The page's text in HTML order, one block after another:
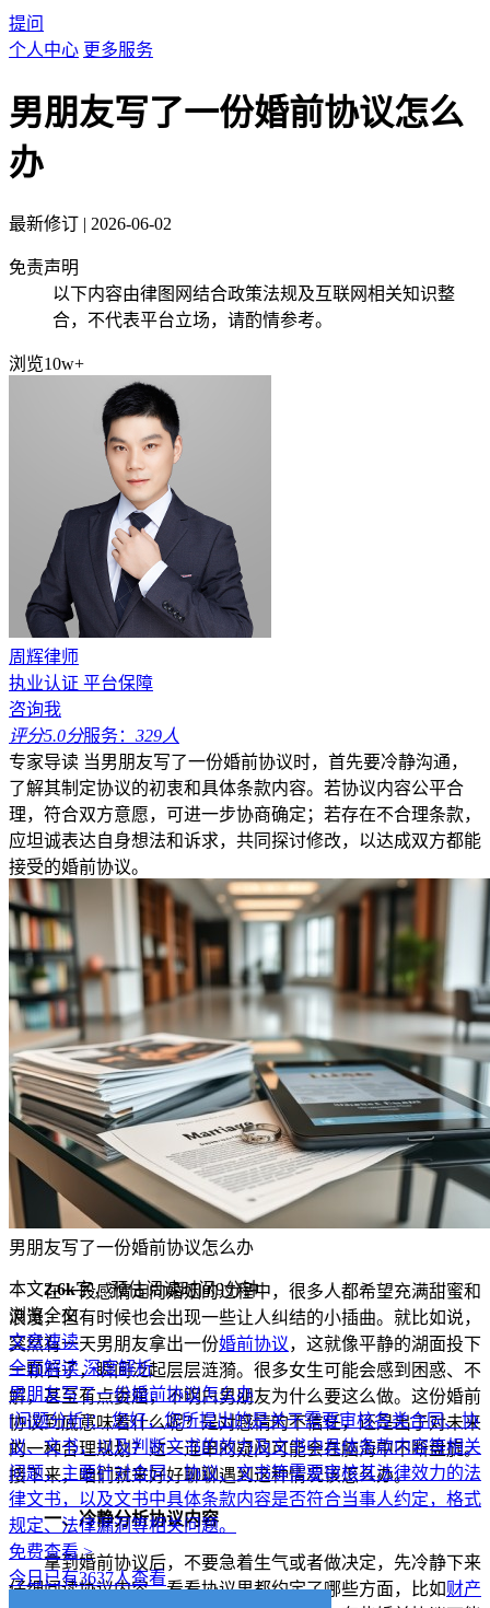
提问
个人中心 更多服务
男朋友写了一份婚前协议怎么
办
最新修订 | 2026-06-02
免责声明
以下内容由律图网结合政策法规及互联网相关知识整
合，不代表平台立场，请酌情参考。
浏览10w+
周辉律师
执业认证 平台保障
咨询我
评分5.0分服务： 329人
专家导读 当男朋友写了一份婚前协议时，首先要冷静沟通，
了解其制定协议的初衷和具体条款内容。若协议内容公平合
理，符合双方意愿，可进一步协商确定；若存在不合理条款，
应坦诚表达自身想法和诉求，共同探讨修改，以达成双方都能
接受的婚前协议。
男朋友写了一份婚前协议怎么办
在一段感情走向婚姻的过程中，很多人都希望充满甜蜜和
浪漫，但有时候也会出现一些让人纠结的小插曲。就比如说，
突然有一天男朋友拿出一份婚前协议，这就像平静的湖面投下
一颗石子，瞬间泛起层层涟漪。很多女生可能会感到困惑、不
解，甚至有点委屈，不明白男朋友为什么要这么做。这份婚前
协议到底意味着什么呢？是对感情的不信任，还是出于对未来
的一种合理规划？这一连串的疑问可能会在脑海中不断盘旋。
接下来，咱们就来好好聊聊遇到这种情况该怎么办。
一、冷静分析协议内容
拿到婚前协议后，不要急着生气或者做决定，先冷静下来
仔细阅读协议内容。看看协议里都约定了哪些方面，比如财产
本文2.6k字，预估阅读时间9分钟
浏览全文
文章速读
全面解读 深度解析
男朋友写了一份婚前协议怎么办
[问题分析]：您好，您所提出的是关于需要审核各类合同、协
议、文书，以及判断文书的效力及文书中具体条款内容等相关
问题，主要针对合同、协议、文书等需要审核其法律效力的法
律文书，以及文书中具体条款内容是否符合当事人约定，格式
规定、法律漏洞等相关问题。
免费查看 >
今日已有3637人查看